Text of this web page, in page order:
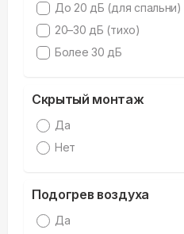
До 20 дБ (для спальни)
20–30 дБ (тихо)
Более 30 дБ
Скрытый монтаж
Да
Нет
Подогрев воздуха
Да